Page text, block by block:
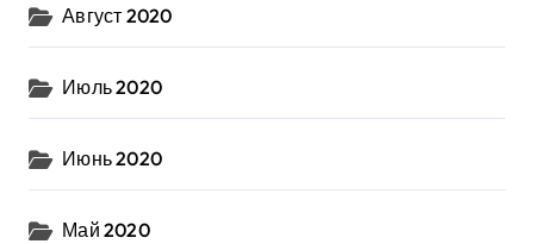
Август 2020
Июль 2020
Июнь 2020
Май 2020